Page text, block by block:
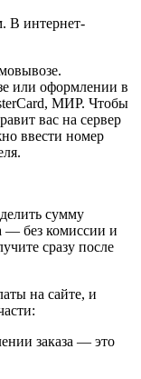
В интернет-
или оформлении в
МИР. Чтобы
вас на сервер
ввести номер
сумму
— без комиссии и
сразу после
на сайте, и
заказа — это